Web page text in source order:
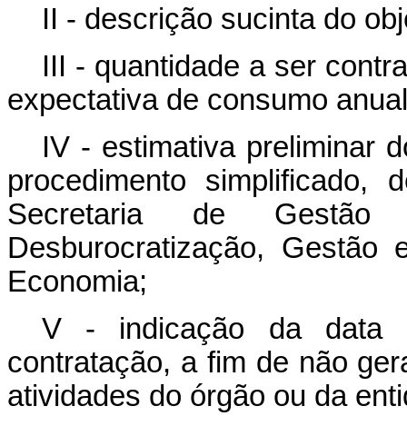
II - descrição sucinta do
III - quantidade a ser
expectativa de consumo
IV - estimativa preliminar
procedimento
Secretaria de
Desburocratização,
Economia;
V - indicação da data
contratação, a fim de não
atividades do órgão ou da